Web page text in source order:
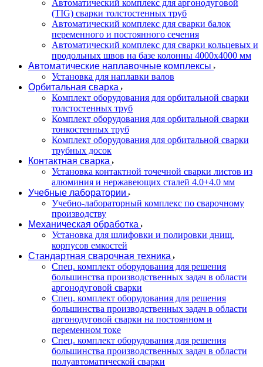
Автоматический комплекс для аргонодуговой
(TIG) сварки толстостенных труб
Автоматический комплекс для сварки балок
переменного и постоянного сечения
Автоматический комплекс для сварки кольцевых и
продольных швов на базе колонны 4000x4000 мм
Автоматические наплавочные комплексы
Установка для наплавки валов
Орбитальная сварка
Комплект оборудования для орбитальной сварки
толстостенных труб
Комплект оборудования для орбитальной сварки
тонкостенных труб
Комплект оборудования для орбитальной сварки
трубных досок
Контактная сварка
Установка контактной точечной сварки листов из
алюминия и нержавеющих сталей 4.0+4.0 мм
Учебные лаборатории
Учебно-лабораторный комплекс по сварочному
производству
Механическая обработка
Установка для шлифовки и полировки днищ,
корпусов емкостей
Стандартная сварочная техника
Спец. комплект оборудования для решения
большинства производственных задач в области
аргонодуговой сварки
Спец. комплект оборудования для решения
большинства производственных задач в области
аргонодуговой сварки на постоянном и
переменном токе
Спец. комплект оборудования для решения
большинства производственных задач в области
полуавтоматической сварки